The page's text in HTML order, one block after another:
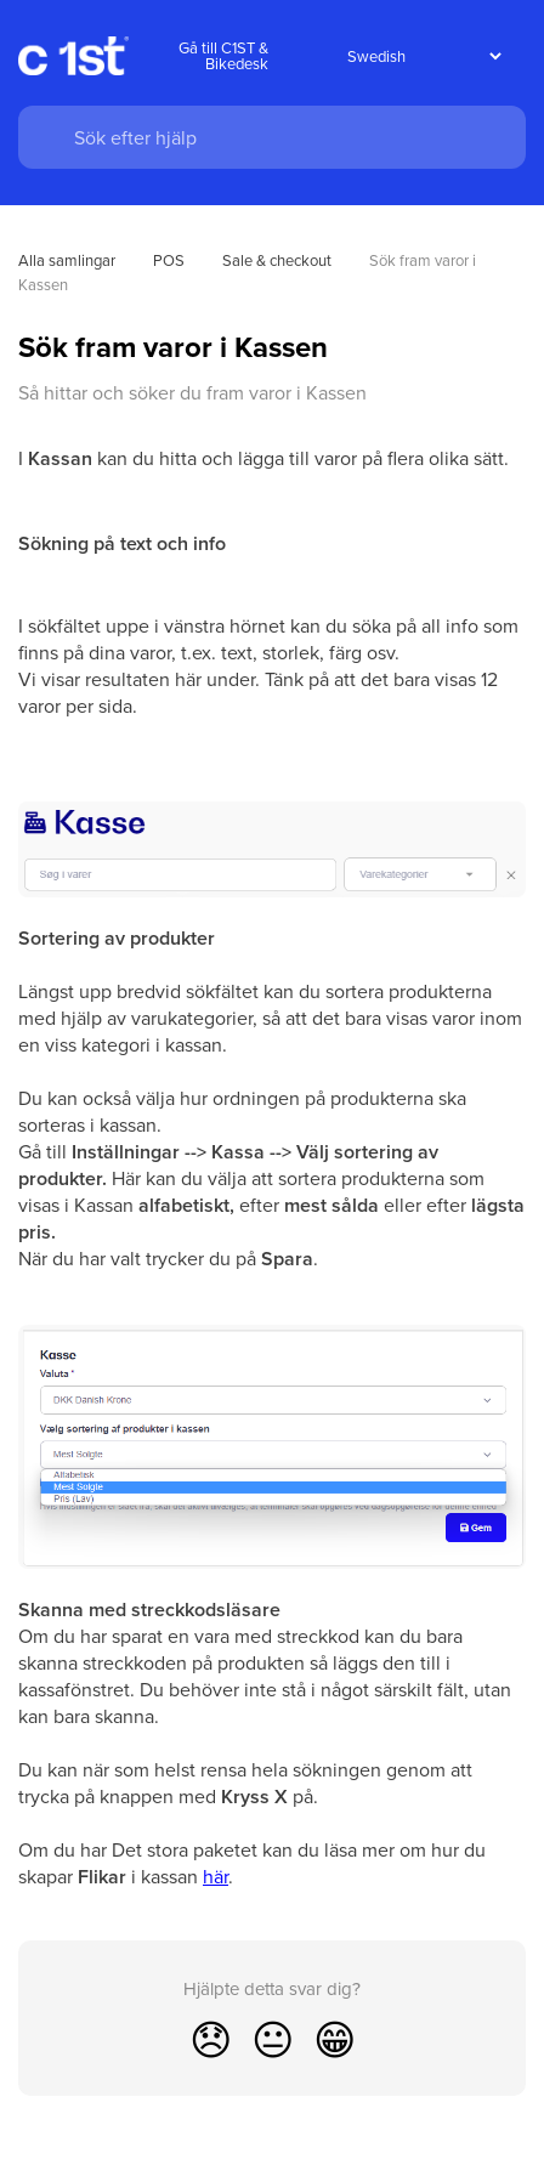
Gå till C1ST &
Bikedesk
Alla samlingar POS Sale & checkout
Sök fram varor i
Kassen
Sök fram varor i Kassen
Så hittar och söker du fram varor i Kassen
I Kassan kan du hitta och lägga till varor på flera olika sätt.
Sökning på text och info
I sökfältet uppe i vänstra hörnet kan du söka på all info som
finns på dina varor, t.ex. text, storlek, färg osv.
Vi visar resultaten här under. Tänk på att det bara visas 12
varor per sida.
Sortering av produkter
Längst upp bredvid sökfältet kan du sortera produkterna
med hjälp av varukategorier, så att det bara visas varor inom
en viss kategori i kassan.
Du kan också välja hur ordningen på produkterna ska
sorteras i kassan.
Gå till Inställningar --> Kassa --> Välj sortering av
produkter. Här kan du välja att sortera produkterna som
visas i Kassan alfabetiskt, efter mest sålda eller efter lägsta
pris.
När du har valt trycker du påSpara.
Skanna med streckkodsläsare
Om du har sparat en vara med streckkod kan du bara
skanna streckkoden på produkten så läggs den till i
kassafönstret. Du behöver inte stå i något särskilt fält, utan
kan bara skanna.
Du kan när som helst rensa hela sökningen genom att
trycka på knappen med Kryss X på.
Om du har Det stora paketet kan du läsa mer om hur du
skapar Flikar i kassan här.
Hjälpte detta svar dig?
😞 😐 😁